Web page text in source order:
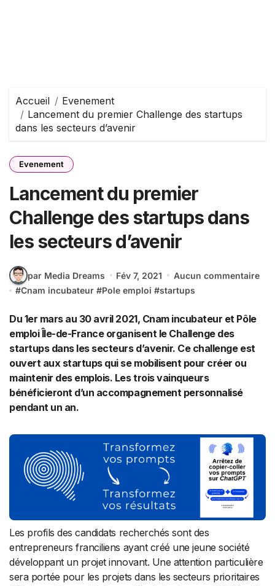
Accueil
Evenement
Lancement du premier Challenge des startups
dans les secteurs d’avenir
Evenement
Lancement du premier
Challenge des startups dans
les secteurs d’avenir
par Media Dreams Fév 7, 2021
Aucun commentaire
#Cnam incubateur #Pole emploi #startups
Du 1er mars au 30 avril 2021, Cnam incubateur et Pôle
emploi Île-de-France organisent le Challenge des
startups dans les secteurs d’avenir. Ce challenge est
ouvert aux startups qui se mobilisent pour créer ou
maintenir des emplois. Les trois vainqueurs
bénéficieront d’un accompagnement personnalisé
pendant un an.
Les profils des candidats recherchés sont des
entrepreneurs franciliens ayant créé une jeune société
développant un projet innovant. Une attention particulière
sera portée pour les projets dans les secteurs prioritaires